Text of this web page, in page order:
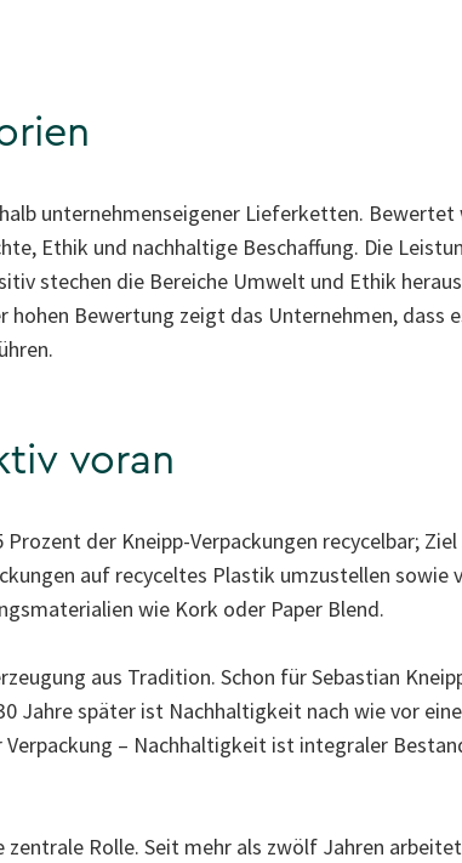
unternehmenseigener Lieferketten. Bewertet
Ethik und nachhaltige Beschaffung. Die
stechen die Bereiche Umwelt und Ethik
Bewertung zeigt das Unternehmen, dass
voran
der Kneipp-Verpackungen recycelbar;
auf recyceltes Plastik umzustellen sowie
wie Kork oder Paper Blend.
aus Tradition. Schon für Sebastian
Jahre später ist Nachhaltigkeit nach wie vor
– Nachhaltigkeit ist integraler
Rolle. Seit mehr als zwölf Jahren arbeitet